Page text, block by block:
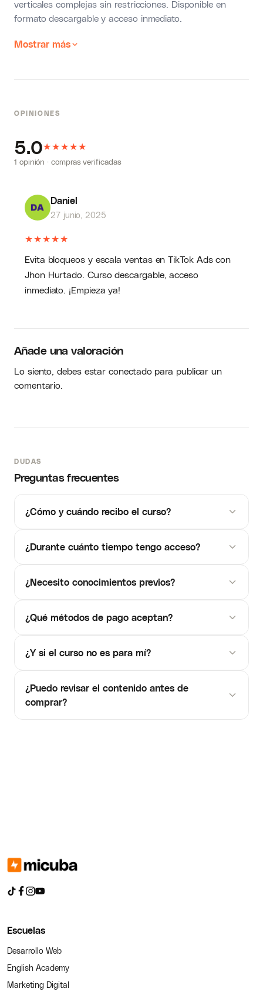
verticales complejas sin restricciones. Disponible en
formato descargable y acceso inmediato.
Mostrar más
OPINIONES
5.0★★★★★
1 opinión · compras verificadas
Daniel
27 junio, 2025
★★★★★
Evita bloqueos y escala ventas en TikTok Ads con
Jhon Hurtado. Curso descargable, acceso
inmediato. ¡Empieza ya!
Añade una valoración
Lo siento, debes estarconectadopara publicar un
comentario.
DUDAS
Preguntas frecuentes
¿Cómo y cuándo recibo el curso?
¿Durante cuánto tiempo tengo acceso?
¿Necesito conocimientos previos?
¿Qué métodos de pago aceptan?
¿Y si el curso no es para mí?
¿Puedo revisar el contenido antes de
comprar?
Escuelas
Desarrollo Web
English Academy
Marketing Digital